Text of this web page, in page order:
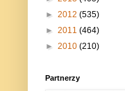
► 2012 (535)
► 2011 (464)
► 2010 (210)
Partnerzy